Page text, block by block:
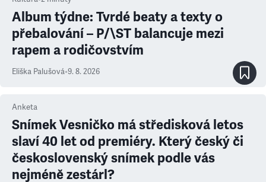
Album týdne: Tvrdé beaty a texty o
přebalování – P/\ST balancuje mezi
rapem a rodičovstvím
Eliška Palušová•9. 8. 2026
Anketa
Snímek Vesničko má středisková letos
slaví 40 let od premiéry. Který český či
československý snímek podle vás
nejméně zestárl?